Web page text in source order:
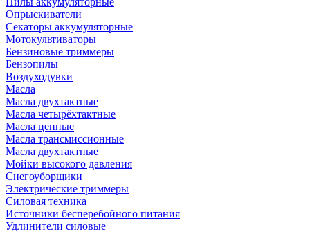
Опрыскиватели
Секаторы аккумуляторные
Мотокультиваторы
Бензиновые триммеры
Бензопилы
Воздуходувки
Масла
Масла двухтактные
Масла четырёхтактные
Масла цепные
Масла трансмиссионные
Масла двухтактные
Мойки высокого давления
Снегоуборщики
Электрические триммеры
Силовая техника
Источники бесперебойного питания
Удлинители силовые